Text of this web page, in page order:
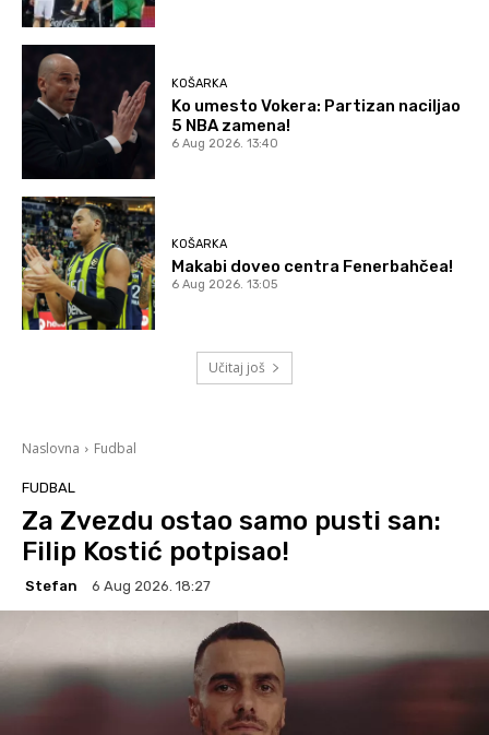
KOŠARKA
Ko umesto Vokera: Partizan naciljao
5 NBA zamena!
6 Aug 2026. 13:40
KOŠARKA
Makabi doveo centra Fenerbahčea!
6 Aug 2026. 13:05
Učitaj još